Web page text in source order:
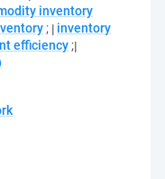
inventory
;
inventory
efficiency ;